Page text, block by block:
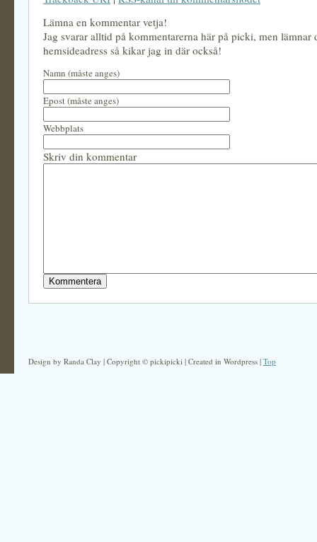
Lämna en kommentar vetja!
Jag svarar alltid på kommentarerna här på picki, men lämnar
hemsideadress så kikar jag in där också!
Namn (måste anges)
Epost (måste anges)
Webbplats
Skriv din kommentar
Design by Randa Clay | Copyright © pickipicki | Created in Wordpress | Top